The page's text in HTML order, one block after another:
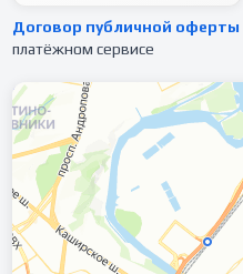
Договор публичной оферты
платёжном сервисе